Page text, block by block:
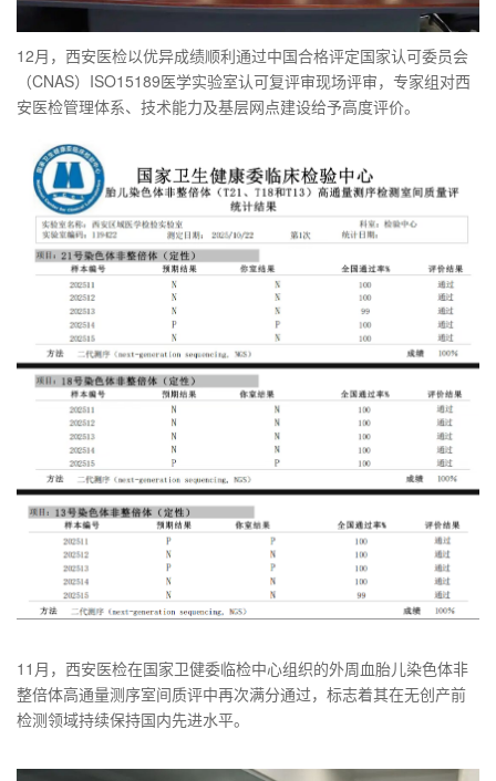
12月，西安医检以优异成绩顺利通过中国合格评定国家认可委员会
（CNAS）ISO15189医学实验室认可复评审现场评审，专家组对西
安医检管理体系、技术能力及基层网点建设给予高度评价。
11月，西安医检在国家卫健委临检中心组织的外周血胎儿染色体非
整倍体高通量测序室间质评中再次满分通过，标志着其在无创产前
检测领域持续保持国内先进水平。